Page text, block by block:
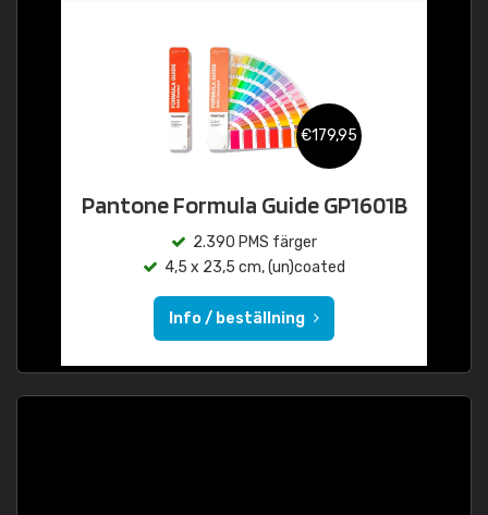
€179,95
Pantone Formula Guide GP1601B
2.390 PMS färger
4,5 x 23,5 cm, (un)coated
Info / beställning